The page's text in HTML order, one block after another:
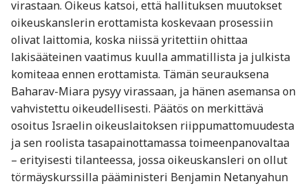
virastaan. Oikeus katsoi, että hallituksen muutokset
oikeuskanslerin erottamista koskevaan prosessiin
olivat laittomia, koska niissä yritettiin ohittaa
lakisääteinen vaatimus kuulla ammatillista ja julkista
komiteaa ennen erottamista. Tämän seurauksena
Baharav-Miara pysyy virassaan, ja hänen asemansa on
vahvistettu oikeudellisesti. Päätös on merkittävä
osoitus Israelin oikeuslaitoksen riippumattomuudesta
ja sen roolista tasapainottamassa toimeenpanovaltaa
– erityisesti tilanteessa, jossa oikeuskansleri on ollut
törmäyskurssilla pääministeri Benjamin Netanyahun